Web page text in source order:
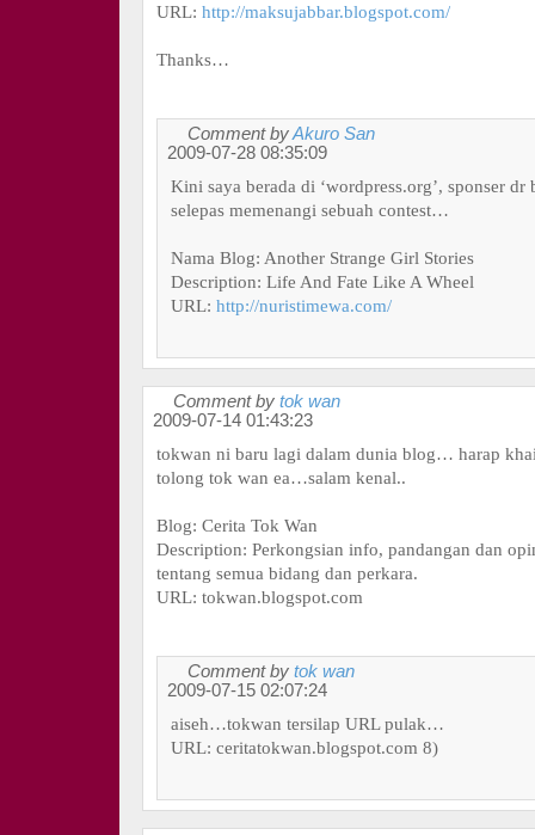
URL: http://maksujabbar.blogspot.com/
Thanks…
Comment byAkuro San
2009-07-28 08:35:09
Kini saya berada di ‘wordpress.org’, sponser dr
selepas memenangi sebuah contest…
Nama Blog: Another Strange Girl Stories
Description: Life And Fate Like A Wheel
URL: http://nuristimewa.com/
Comment by tok wan
2009-07-14 01:43:23
tokwan ni baru lagi dalam dunia blog… harap
tolong tok wan ea…salam kenal..
Blog: Cerita Tok Wan
Description: Perkongsian info, pandangan dan
tentang semua bidang dan perkara.
URL: tokwan.blogspot.com
Comment by tok wan
2009-07-15 02:07:24
aiseh…tokwan tersilap URL pulak…
URL: ceritatokwan.blogspot.com 8)